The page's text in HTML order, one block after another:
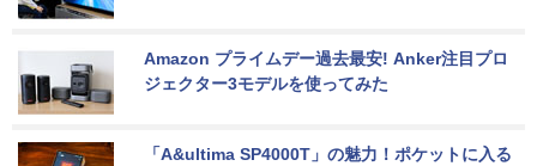
Amazon プライムデー過去最安! Anker注目プロ
ジェクター3モデルを使ってみた
「A&ultima SP4000T」の魅力！ポケットに入る